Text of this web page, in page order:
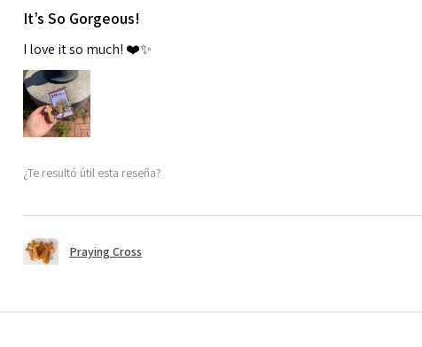
It’s So Gorgeous!
I love it so much! ❤️✨
¿Te resultó útil esta reseña?
Praying Cross